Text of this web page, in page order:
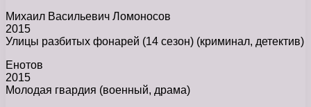
Михаил Васильевич Ломоносов
2015
Улицы разбитых фонарей (14 сезон) (криминал, детектив)
Енотов
2015
Молодая гвардия (военный, драма)